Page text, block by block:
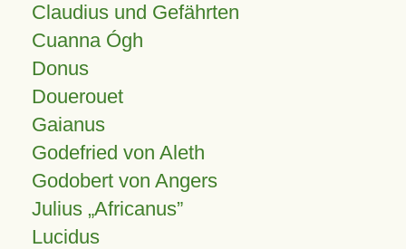
Claudius und Gefährten
Cuanna Ógh
Donus
Douerouet
Gaianus
Godefried von Aleth
Godobert von Angers
Julius Africanus
Lucidus